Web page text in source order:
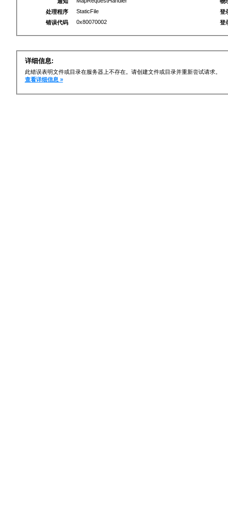
处理程序
StaticFile
错误代码
0x80070002
登
登
详细信息:
此错误表明文件或目录在服务器上不存在。请创建文件或目录并重新尝试请求。
查看详细信息 »